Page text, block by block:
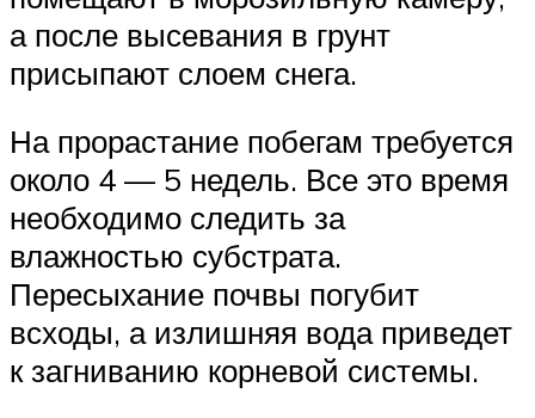
а после высевания в грунт
присыпают слоем снега.
На прорастание побегам требуется
около 4 — 5 недель. Все это время
необходимо следить за
влажностью субстрата.
Пересыхание почвы погубит
всходы, а излишняя вода приведет
к загниванию корневой системы.